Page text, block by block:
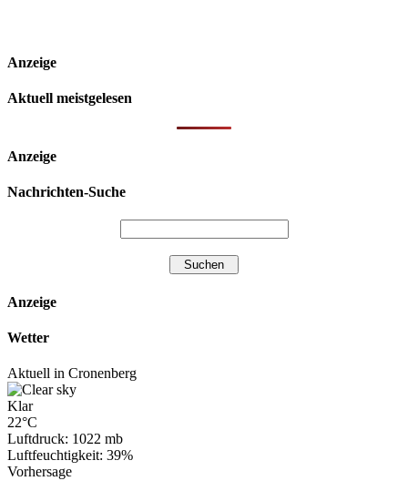
Anzeige
Aktuell meistgelesen
Anzeige
Nachrichten-Suche
Anzeige
Wetter
Aktuell in Cronenberg
Klar
22°C
Luftdruck: 1022 mb
Luftfeuchtigkeit: 39%
Vorhersage